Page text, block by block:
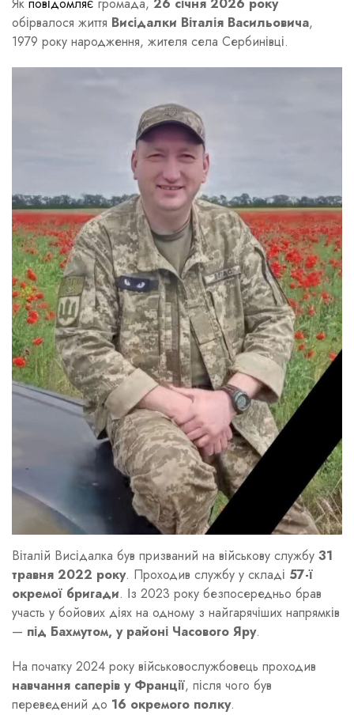
обірвалося життя Висідалки Віталія Васильовича,
1979 року народження, жителя села Сербинівці.
Віталій Висідалка був призваний на військову службу 31
травня 2022 року. Проходив службу у складі 57-ї
окремої бригади. Із 2023 року безпосередньо брав
участь у бойових діях на одному з найгарячіших напрямків
— під Бахмутом, у районі Часового Яру.
На початку 2024 року військовослужбовець проходив
навчання саперів у Франції, після чого був
переведений до 16 окремого полку.